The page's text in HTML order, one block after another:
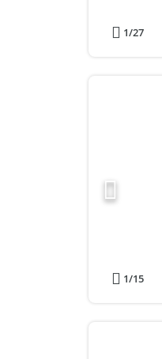
1/27
1/15